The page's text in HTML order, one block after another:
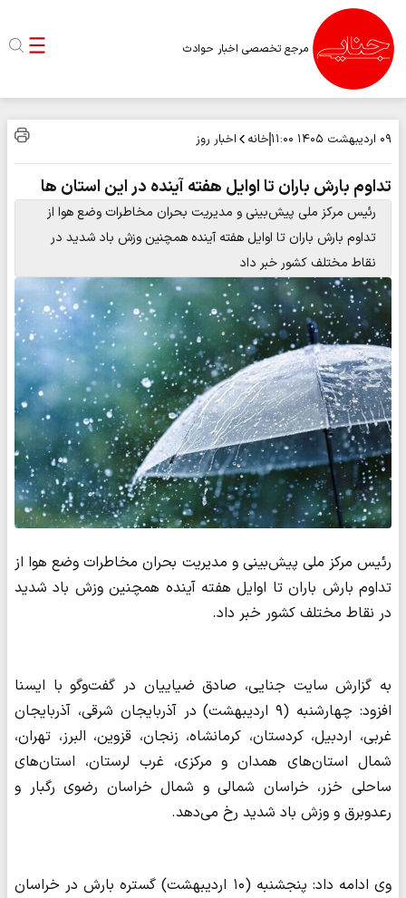
مرجع تخصصی اخبار حوادث
۰۹ اردیبهشت ۱۴۰۵ ۱۱:۰۰ خانه اخبار روز
تداوم بارش باران تا اوایل هفته آینده در این استان ها
رئیس مرکز ملی پیش‌بینی و مدیریت بحران مخاطرات وضع هوا از
تداوم بارش باران تا اوایل هفته آینده همچنین وزش باد شدید در
نقاط مختلف کشور خبر داد
رئیس مرکز ملی پیش‌بینی و مدیریت بحران مخاطرات وضع هوا از
تداوم بارش باران تا اوایل هفته آینده همچنین وزش باد شدید
در نقاط مختلف کشور خبر داد.
به گزارش سایت جنایی، صادق ضیاییان در گفت‌وگو با ایسنا
افزود: چهارشنبه (۹ اردیبهشت) در آذربایجان شرقی، آذربایجان
غربی، اردبیل، کردستان، کرمانشاه، زنجان، قزوین، البرز، تهران،
شمال استان‌های همدان و مرکزی، غرب لرستان، استان‌های
ساحلی خزر، خراسان شمالی و شمال خراسان رضوی رگبار و
رعدوبرق و وزش باد شدید رخ می‌دهد.
وی ادامه داد: پنجشنبه (۱۰ اردیبهشت) گستره بارش در خراسان